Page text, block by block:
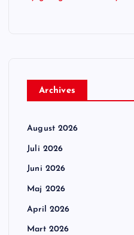
Archives
August 2026
Juli 2026
Juni 2026
Maj 2026
April 2026
Mart 2026